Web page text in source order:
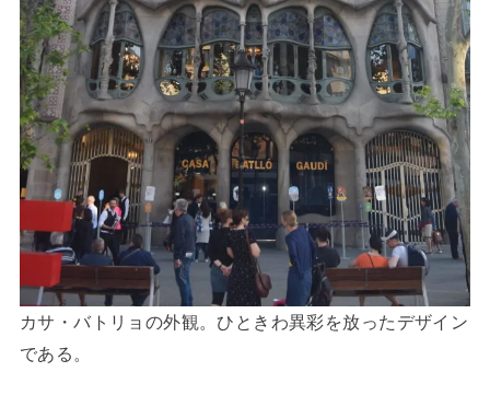
カサ・バトリョの外観。ひときわ異彩を放ったデザイン
である。